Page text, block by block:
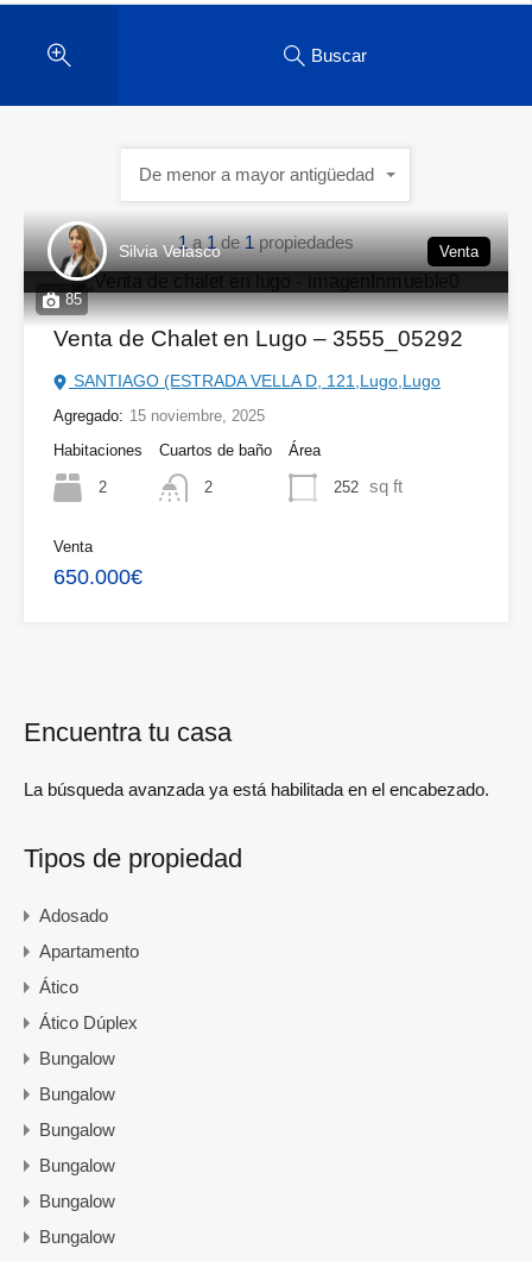
Buscar
1 a1 de1 propiedades
De menor a mayor antigüedad
85
Silvia Velasco Venta
Venta de Chalet en Lugo – 3555_05292
SANTIAGO (ESTRADA VELLA D, 121,Lugo,Lugo
Agregado: 15 noviembre, 2025
Habitaciones
2
Cuartos de baño
2
Área
252 sq ft
Venta
650.000€
Encuentra tu casa
La búsqueda avanzada ya está habilitada en el encabezado.
Tipos de propiedad
Adosado
Apartamento
Ático
Ático Dúplex
Bungalow
Bungalow
Bungalow
Bungalow
Bungalow
Bungalow